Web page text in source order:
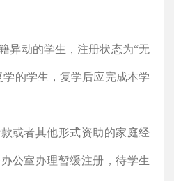
异动的学生，注册状态为“无
的学生，复学后应完成本学
或者其他形式资助的家庭经
公室办理暂缓注册，待学生